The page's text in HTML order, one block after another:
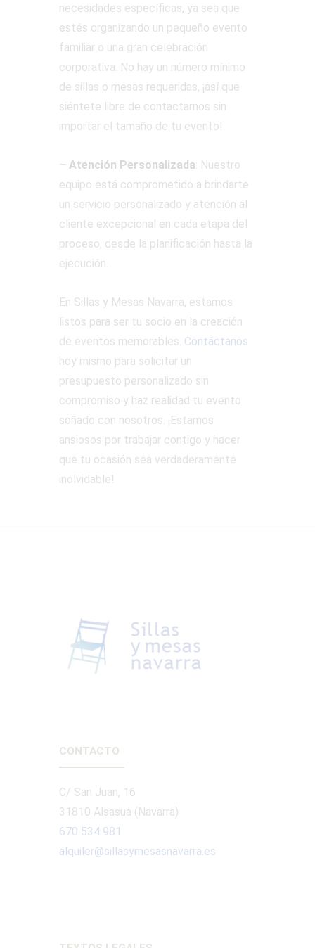
necesidades específicas, ya sea que
estés organizando un pequeño evento
familiar o una gran celebración
corporativa. No hay un número mínimo
de sillas o mesas requeridas, ¡así que
siéntete libre de contactarnos sin
importar el tamaño de tu evento!
– Atención Personalizada: Nuestro
equipo está comprometido a brindarte
un servicio personalizado y atención al
cliente excepcional en cada etapa del
proceso, desde la planificación hasta la
ejecución.
En Sillas y Mesas Navarra, estamos
listos para ser tu socio en la creación
de eventos memorables. Contáctanos
hoy mismo para solicitar un
presupuesto personalizado sin
compromiso y haz realidad tu evento
soñado con nosotros. ¡Estamos
ansiosos por trabajar contigo y hacer
que tu ocasión sea verdaderamente
inolvidable!
CONTACTO
C/ San Juan, 16
31810 Alsasua (Navarra)
670 534 981
alquiler@sillasymesasnavarra.es